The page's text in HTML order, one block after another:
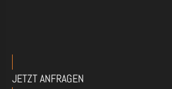
JETZT ANFRAGEN